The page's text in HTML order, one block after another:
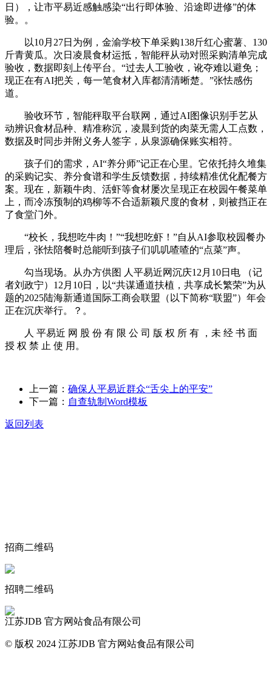
日），让市平易近感触感染“出行即体验、沿途即进修”的体
验。。
以10月27日为例，金渝学校下单采购138斤红心蜜薯、130
斤青黄瓜。次日凌晨食材运抵，智能秤从动对照采购清单完成
验收，数据即刻上传平台。“过去人工验收，讹夺难以避免；
现正在有AI把关，每一笔食材入库都清清晰楚。”张怯感伤
道。
验收环节，智能秤取平台联网，通过AI图像识别手艺从
动辨识食材品种、精准称沉，凌晨到货的肉菜无需人工点数，
数据及时同步并附义务人签字，从泉源确保账实相符。
孩子们的需求，AI“养分师”记正在心里。它依托持久堆集
的采购记实、养分食谱和学生反馈数据，持续精准优化配餐方
案。现在，新颖牛肉、活虾等食材屡次呈现正在校园午餐菜单
上，而冷冻预制的鸡柳等不合适新颖尺度的食材，则被挡正在
了食堂门外。
“校长，我想吃牛肉！”“我想吃虾！”自从AI参取校园餐办
理后，张怯陪餐时总能听到孩子们叽叽喳喳的“点菜”声。
勾当现场。从办方供图 人平易近网沉庆12月10日电 （记
者刘政宁）12月10日，以“共谋通道扶植，共享成长繁荣”为从
题的2025陆海新通道国际工商会联盟（以下简称“联盟”）年会
正在沉庆举行。？。
人 平易近 网 股 份 有 限 公 司 版 权 所 有 ，未 经 书 面
授 权 禁 止 使 用。
上一篇： 确保人平易近群众“舌尖上的平安”
下一篇： 自查轨制Word模板
返回列表
招商二维码
招聘二维码
江苏JDB 官方网站食品有限公司
© 版权 2024 江苏JDB 官方网站食品有限公司